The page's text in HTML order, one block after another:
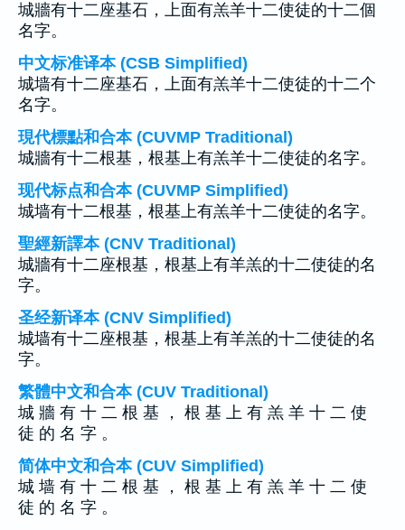
城牆有十二座基石，上面有羔羊十二使徒的十二個
名字。
中文标准译本 (CSB Simplified)
城墙有十二座基石，上面有羔羊十二使徒的十二个
名字。
現代標點和合本 (CUVMP Traditional)
城牆有十二根基，根基上有羔羊十二使徒的名字。
现代标点和合本 (CUVMP Simplified)
城墙有十二根基，根基上有羔羊十二使徒的名字。
聖經新譯本 (CNV Traditional)
城牆有十二座根基，根基上有羊羔的十二使徒的名
字。
圣经新译本 (CNV Simplified)
城墙有十二座根基，根基上有羊羔的十二使徒的名
字。
繁體中文和合本 (CUV Traditional)
城 牆 有 十 二 根 基 ， 根 基 上 有 羔 羊 十 二 使
徒 的 名 字 。
简体中文和合本 (CUV Simplified)
城 墙 有 十 二 根 基 ， 根 基 上 有 羔 羊 十 二 使
徒 的 名 字 。